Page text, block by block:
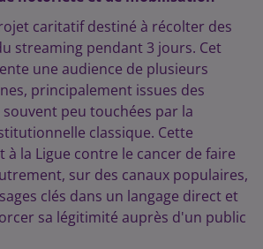
caritatif destiné à récolter des
streaming pendant 3 jours. Cet
une audience de plusieurs
principalement issues des
souvent peu touchées par la
classique. Cette
la Ligue contre le cancer de faire
sur des canaux populaires,
clés dans un langage direct et
sa légitimité auprès d'un public